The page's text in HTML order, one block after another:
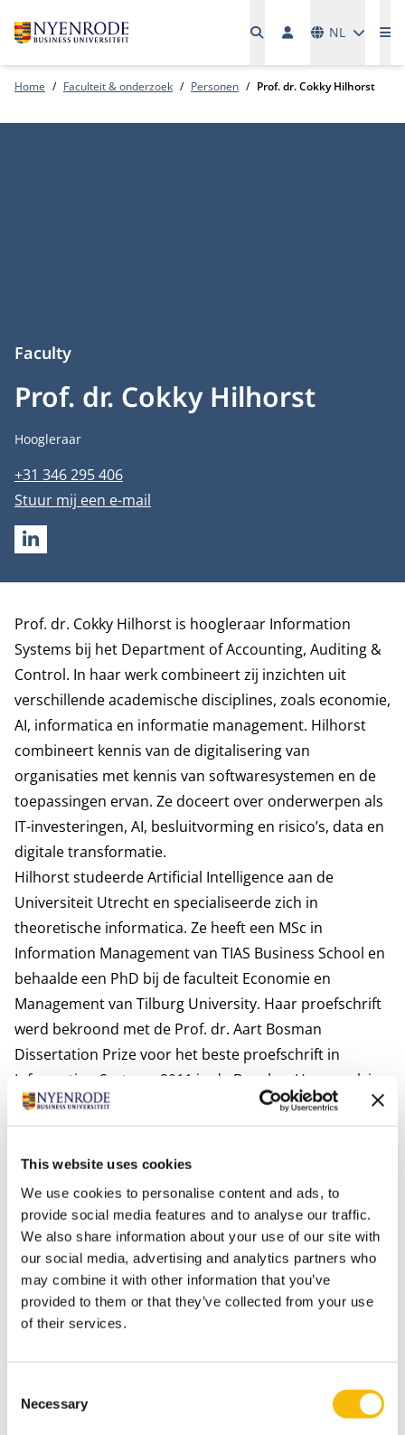
This website uses cookies
We use cookies to personalise content and ads, to
provide social media features and to analyse our traffic.
We also share information about your use of our site with
our social media, advertising and analytics partners who
may combine it with other information that you’ve
provided to them or that they’ve collected from your use
of their services.
Selection
Necessary
NL
Home Faculteit & onderzoek Personen Prof. dr. Cokky Hilhorst
Prof. dr. Cokky Hilhorst
Faculty
Functietitel
Hoogleraar
Telefoonnummer
+31 346 295 406
E-mailadres
Stuur mij een e-mail
LINKEDIN
Biografie
Prof. dr. Cokky Hilhorst is hoogleraar Information
Systems bij het Department of Accounting, Auditing &
Control. In haar werk combineert zij inzichten uit
verschillende academische disciplines, zoals economie,
AI, informatica en informatie management. Hilhorst
combineert kennis van de digitalisering van
organisaties met kennis van softwaresystemen en de
toepassingen ervan. Ze doceert over onderwerpen als
IT-investeringen, AI, besluitvorming en risico’s, data en
digitale transformatie.
Hilhorst studeerde Artificial Intelligence aan de
Universiteit Utrecht en specialiseerde zich in
theoretische informatica. Ze heeft een MSc in
Information Management van TIAS Business School en
behaalde een PhD bij de faculteit Economie en
Management van Tilburg University. Haar proefschrift
werd bekroond met de Prof. dr. Aart Bosman
Dissertation Prize voor het beste proefschrift in
Information Systems 2011 in de Benelux. Haar werk is
gepubliceerd in
Decision Support Systems, European
Journal of Information Systems, Information &
Management, Government Information
Hilhorst is decaan van de faculteit Technology, Policy
and Management aan de Technische Universiteit Delft.
Naast haar werk bij Nyenrode is zij lid van de raad van
commissarissen van ProRail en Grant
Thornton. Daarvoor heeft zij jarenlang gewerkt als
director Technology bij PwC.
Nevenactiviteiten
Grant Thornton.